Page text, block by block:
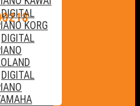
DIGITAL
KORG
DIGITAL
DIGITAL